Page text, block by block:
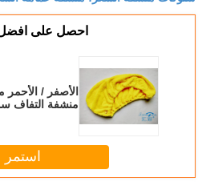
احصل على
الأصفر / الأحمر
منشفة التفاف
استمر